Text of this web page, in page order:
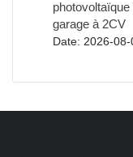
garage à 2CV
Date: 2026-08-